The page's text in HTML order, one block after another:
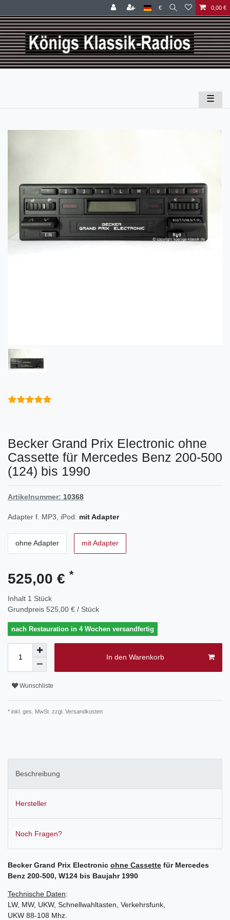
€ 0,00 €
☰
Becker Grand Prix Electronic ohne
Cassette für Mercedes Benz 200-500
(124) bis 1990
Artikelnummer: 10368
Adapter f. MP3, iPod: mit Adapter
ohne Adapter mit Adapter
525,00 € *
Inhalt 1 Stück
Grundpreis 525,00 € / Stück
nach Restauration in 4 Wochen versandfertig
In den Warenkorb
Wunschliste
* inkl. ges. MwSt. zzgl. Versandkosten
Beschreibung
Hersteller
Noch Fragen?
Becker Grand Prix Electronic ohne Cassette für Mercedes
Benz 200-500, W124 bis Baujahr 1990
Technische Daten:
LW, MW, UKW, Schnellwahltasten, Verkehrsfunk,
UKW 88-108 Mhz.